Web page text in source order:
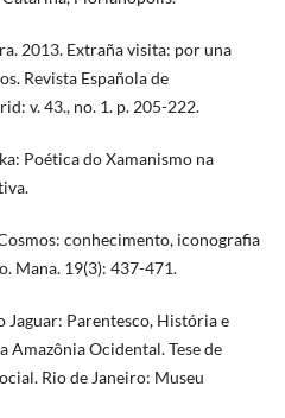
2013. Extraña visita: por una
Revista Española de
v. 43., no. 1. p. 205-222.
Poética do Xamanismo na
Cosmos: conhecimento, iconografia
Mana. 19(3): 437-471.
Jaguar: Parentesco, História e
Ocidental. Tese de
Rio de Janeiro: Museu